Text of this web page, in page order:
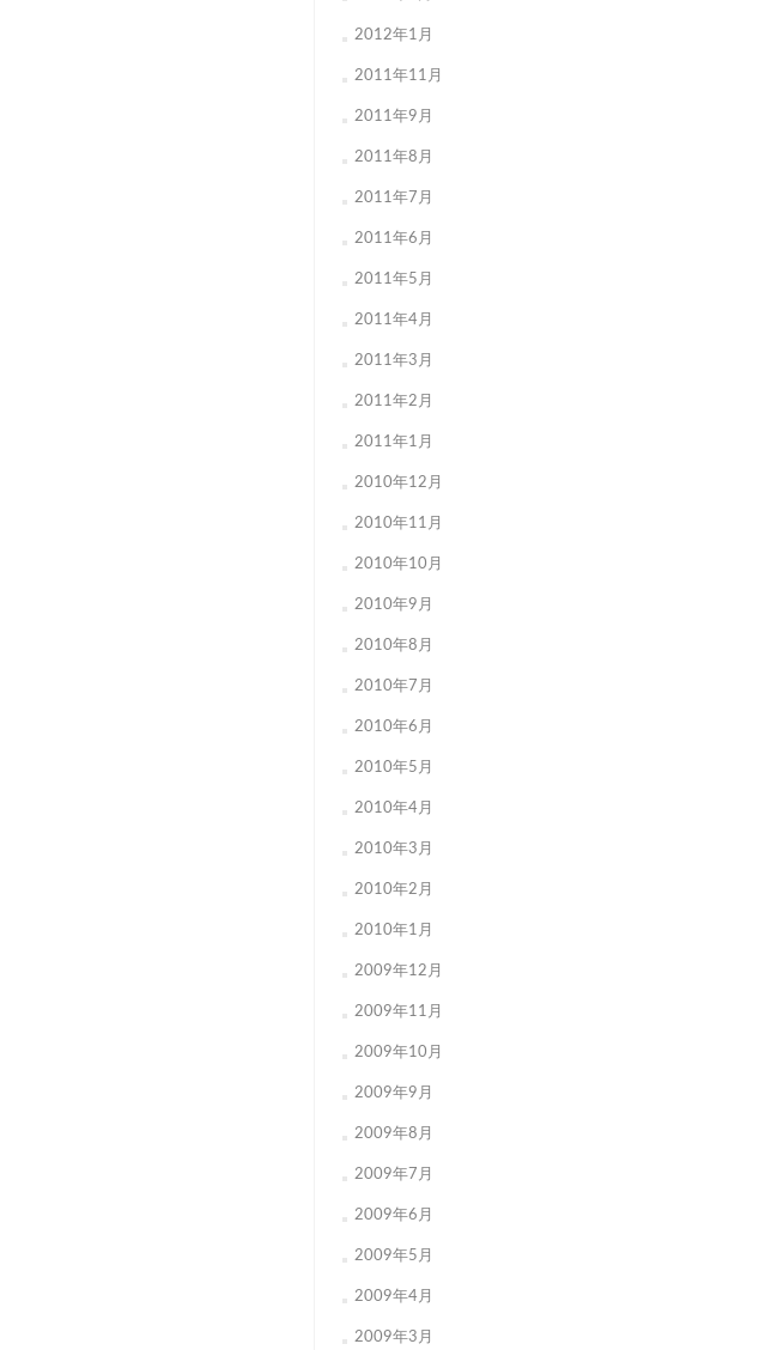
2012年1月
2011年11月
2011年9月
2011年8月
2011年7月
2011年6月
2011年5月
2011年4月
2011年3月
2011年2月
2011年1月
2010年12月
2010年11月
2010年10月
2010年9月
2010年8月
2010年7月
2010年6月
2010年5月
2010年4月
2010年3月
2010年2月
2010年1月
2009年12月
2009年11月
2009年10月
2009年9月
2009年8月
2009年7月
2009年6月
2009年5月
2009年4月
2009年3月